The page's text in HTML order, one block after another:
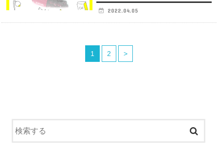
2022.04.05
1 2 >